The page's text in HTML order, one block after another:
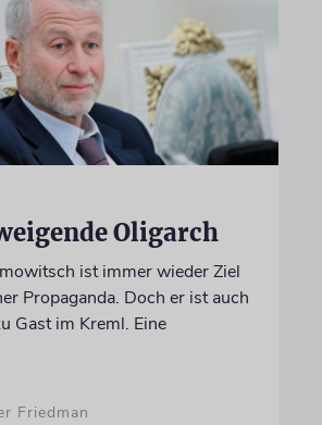
Oligarch
ist immer wieder Ziel
Propaganda. Doch er ist auch
Gast im Kreml. Eine
Friedman